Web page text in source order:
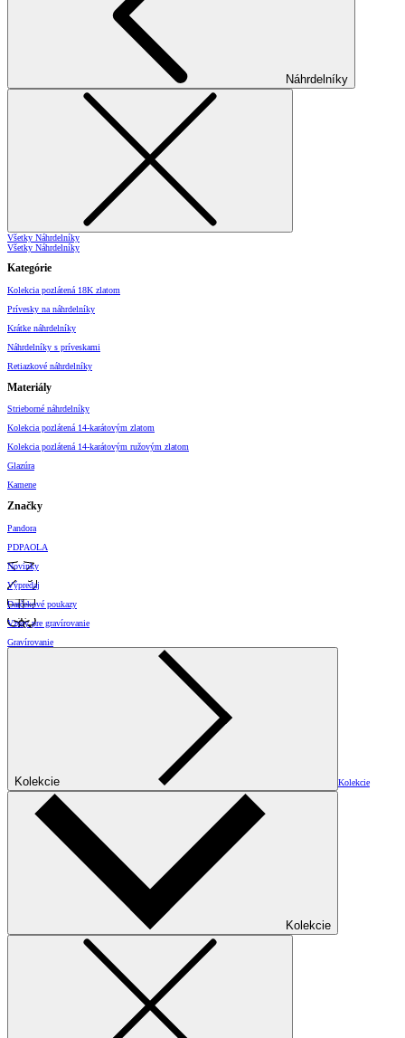
Náhrdelníky
Všetky Náhrdelníky
Všetky Náhrdelníky
Kategórie
Kolekcia pozlátená 18K zlatom
Prívesky na náhrdelníky
Krátke náhrdelníky
Náhrdelníky s príveskami
Retiazkové náhrdelníky
Materiály
Strieborné náhrdelníky
Kolekcia pozlátená 14-karátovým zlatom
Kolekcia pozlátená 14-karátovým ružovým zlatom
Glazúra
Kamene
Značky
Pandora
PDPAOLA
Novinky
Výpredaj
Darčekové poukazy
Vzory pre gravírovanie
Gravírovanie
Kolekcie Kolekcie
Kolekcie